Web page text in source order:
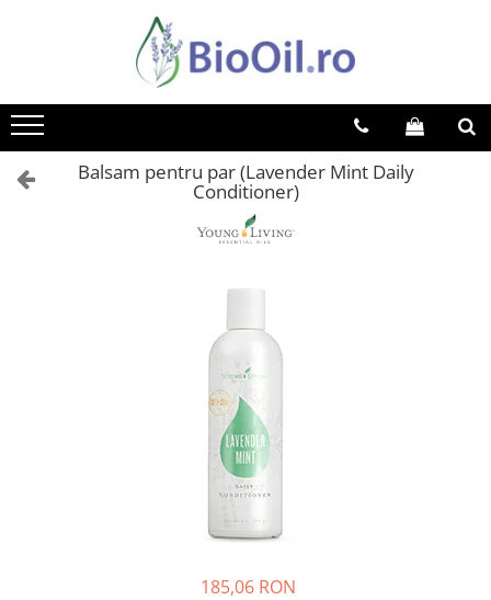
Balsam pentru par (Lavender Mint Daily
Conditioner)
185,06 RON